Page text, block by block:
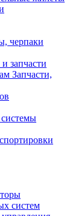
черпаки
запчасти
Запчасти,
систем